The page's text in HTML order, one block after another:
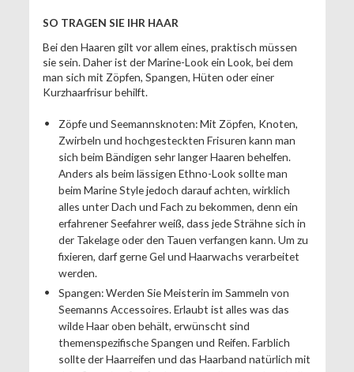
SO TRAGEN SIE IHR HAAR
Bei den Haaren gilt vor allem eines, praktisch müssen
sie sein. Daher ist der Marine-Look ein Look, bei dem
man sich mit Zöpfen, Spangen, Hüten oder einer
Kurzhaarfrisur behilft.
Zöpfe und Seemannsknoten: Mit Zöpfen, Knoten,
Zwirbeln und hochgesteckten Frisuren kann man
sich beim Bändigen sehr langer Haaren behelfen.
Anders als beim lässigen Ethno-Look sollte man
beim Marine Style jedoch darauf achten, wirklich
alles unter Dach und Fach zu bekommen, denn ein
erfahrener Seefahrer weiß, dass jede Strähne sich in
der Takelage oder den Tauen verfangen kann. Um zu
fixieren, darf gerne Gel und Haarwachs verarbeitet
werden.
Spangen: Werden Sie Meisterin im Sammeln von
Seemanns Accessoires. Erlaubt ist alles was das
wilde Haar oben behält, erwünscht sind
themenspezifische Spangen und Reifen. Farblich
sollte der Haarreifen und das Haarband natürlich mit